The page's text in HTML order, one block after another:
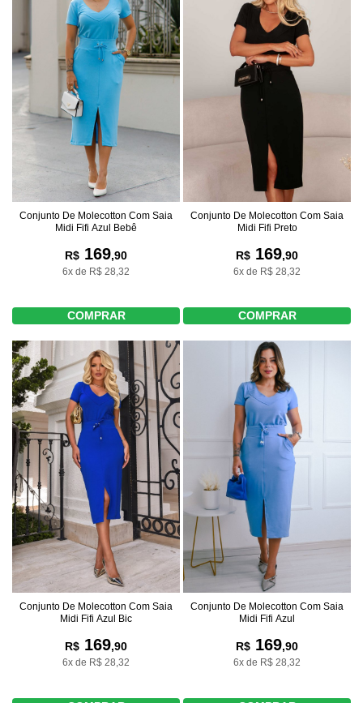
Conjunto De Molecotton Com Saia
Midi Fifi Azul Bebê
R$ 169,90
6x de R$ 28,32
COMPRAR
Conjunto De Molecotton Com Saia
Midi Fifi Preto
R$ 169,90
6x de R$ 28,32
COMPRAR
Conjunto De Molecotton Com Saia
Midi Fifi Azul Bic
R$ 169,90
6x de R$ 28,32
Conjunto De Molecotton Com Saia
Midi Fifi Azul
R$ 169,90
6x de R$ 28,32